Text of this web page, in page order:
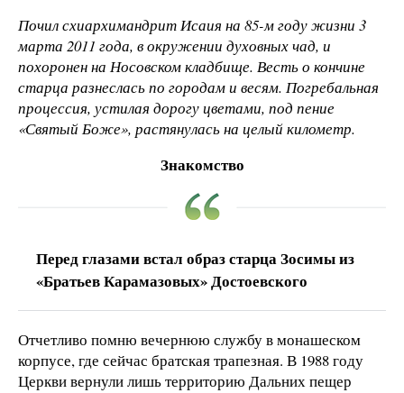
Почил схиархимандрит Исаия на 85-м году жизни 3
марта 2011 года, в окружении духовных чад, и
похоронен на Носовском кладбище. Весть о кончине
старца разнеслась по городам и весям. Погребальная
процессия, устилая дорогу цветами, под пение
«Святый Боже», растянулась на целый километр.
Знакомство
Перед глазами встал образ старца Зосимы из
«Братьев Карамазовых» Достоевского
Отчетливо помню вечернюю службу в монашеском
корпусе, где сейчас братская трапезная. В 1988 году
Церкви вернули лишь территорию Дальних пещер